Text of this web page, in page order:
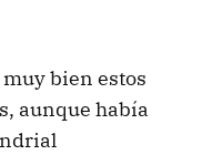
bien estos
aunque había